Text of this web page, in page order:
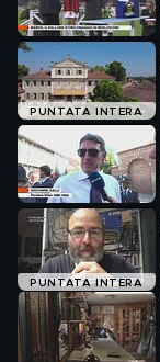
PUNTATA INTERA
PUNTATA INTERA